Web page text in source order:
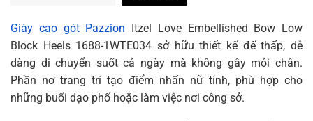
Giày cao gót Pazzion Itzel Love Embellished Bow Low
Block Heels 1688-1WTE034 sở hữu thiết kế đế thấp, dễ
dàng di chuyển suốt cả ngày mà không gây mỏi chân.
Phần nơ trang trí tạo điểm nhấn nữ tính, phù hợp cho
những buổi dạo phố hoặc làm việc nơi công sở.